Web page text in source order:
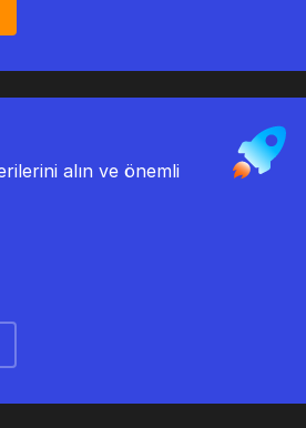
alın ve önemli